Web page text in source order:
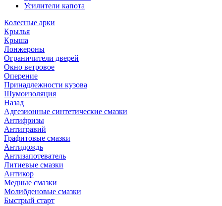
Усилители капота
Колесные арки
Крылья
Крыша
Лонжероны
Ограничители дверей
Окно ветровое
Оперение
Принадлежности кузова
Шумоизоляция
Назад
Адгезионные синтетические смазки
Антифризы
Антигравий
Графитовые смазки
Антидождь
Антизапотеватель
Литиевые смазки
Антикор
Медные смазки
Молибденовые смазки
Быстрый старт